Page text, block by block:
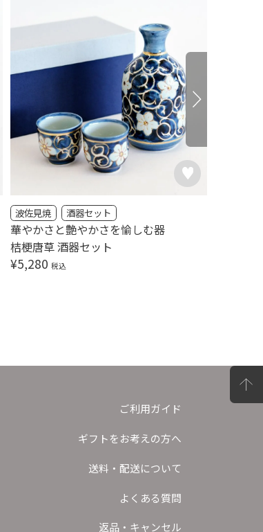
桔梗唐草 酒器セット
波佐見焼 酒器セット
¥5,280 税込
華やかさと艶やかさを愉しむ器
ご利用ガイド
ギフトをお考えの方へ
送料・配送について
よくある質問
返品・キャンセル